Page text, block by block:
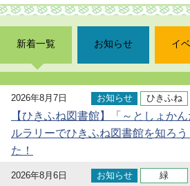
新着一覧 お知らせ イ
2026年8月7日 お知らせ ひきふね
【ひきふね図書館】「～としょか
ルラリーでひきふね図書館を知ろ
た！
2026年8月6日 お知らせ 緑